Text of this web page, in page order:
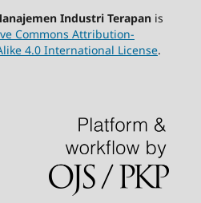
Industri Terapanis
Commons Attribution-
4.0 International License.